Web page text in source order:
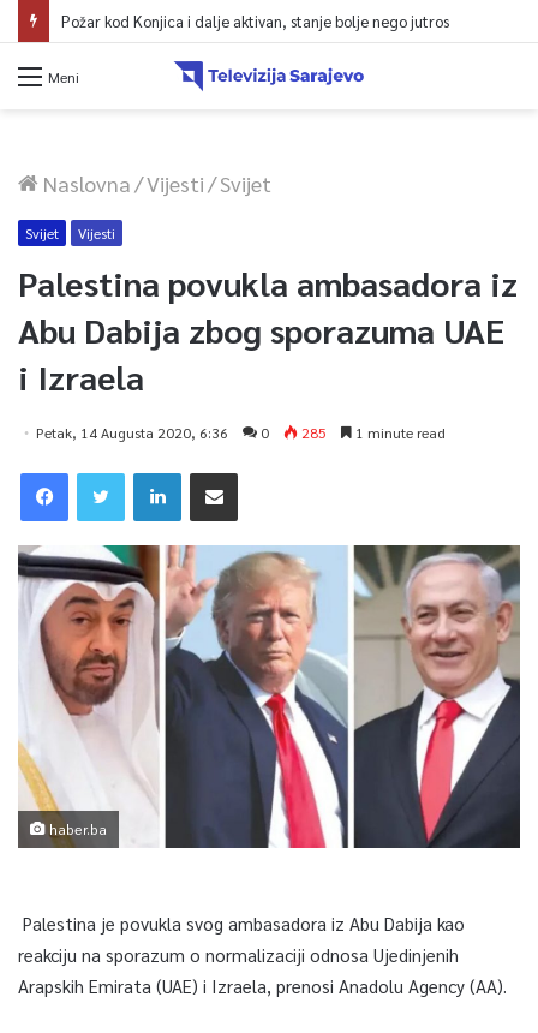
Požar kod Konjica i dalje aktivan, stanje bolje nego jutros
Meni
Naslovna/Vijesti/Svijet
Svijet Vijesti
Palestina povukla ambasadora iz
Abu Dabija zbog sporazuma UAE
i Izraela
Petak, 14 Augusta 2020, 6:36 0 285 1 minute read
haber.ba
Palestina je povukla svog ambasadora iz Abu Dabija kao
reakciju na sporazum o normalizaciji odnosa Ujedinjenih
Arapskih Emirata (UAE) i Izraela, prenosi Anadolu Agency (AA).